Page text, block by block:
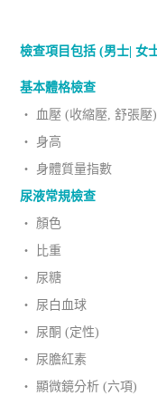
檢查項目包括 (男士| 女
基本體格檢查
‧ 血壓 (收縮壓, 舒張壓)
‧ 身高
‧ 身體質量指數
尿液常規檢查
‧ 顏色
‧ 比重
‧ 尿糖
‧ 尿白血球
‧ 尿酮 (定性)
‧ 尿膽紅素
‧ 顯微鏡分析 (六項)